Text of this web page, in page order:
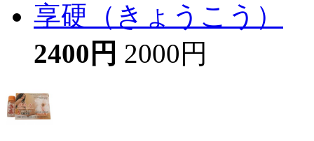
享硬（きょうこう）
2400円 2000円